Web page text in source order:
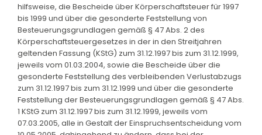
hilfsweise, die Bescheide über Körperschaftsteuer für 1997
bis 1999 und über die gesonderte Feststellung von
Besteuerungsgrundlagen gemäß § 47 Abs. 2 des
Körperschaftsteuergesetzes in der in den Streitjahren
geltenden Fassung (KStG) zum 31.12.1997 bis zum 31.12.1999,
jeweils vom 01.03.2004, sowie die Bescheide über die
gesonderte Feststellung des verbleibenden Verlustabzugs
zum 31.12.1997 bis zum 31.12.1999 und über die gesonderte
Feststellung der Besteuerungsgrundlagen gemäß § 47 Abs.
1 KStG zum 31.12.1997 bis zum 31.12.1999, jeweils vom
07.03.2005, alle in Gestalt der Einspruchsentscheidung vom